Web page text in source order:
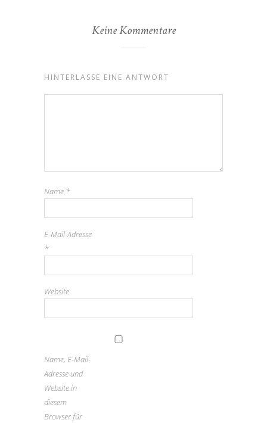
Keine Kommentare
HINTERLASSE EINE ANTWORT
Name *
E-Mail-Adresse
*
Website
Name, E-Mail-
Adresse und
Website in
diesem
Browser für